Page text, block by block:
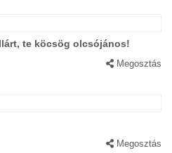
te köcsög olcsójános!
Megosztás
Megosztás